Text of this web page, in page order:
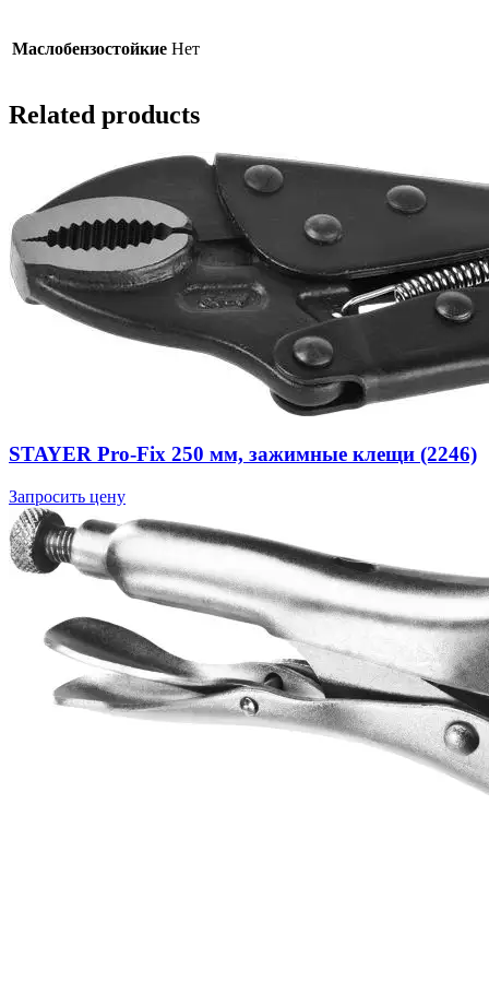
Маслобензостойкие Нет
Related products
STAYER Pro-Fix 250 мм, зажимные клещи (2246)
Запросить цену